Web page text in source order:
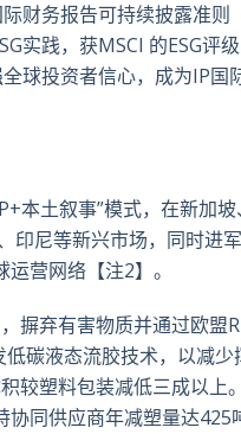
财务报告可持续披露准则
实践，获MSCI 的ESG评
球投资者信心，成为IP国
本土叙事”模式，在新加
印尼等新兴市场，同时进
运营网络【注2】。
，摒弃有害物质并通过欧盟
碳液态流胶技术，以减少
较塑料包装减低三成以上
协同供应商年减塑量达425